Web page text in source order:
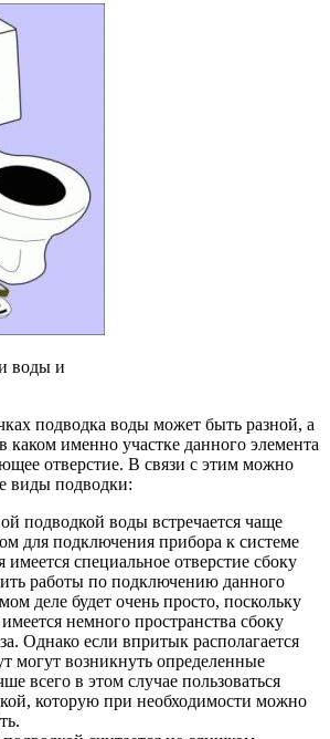
воды и
подводка воды может быть разной, а
каком именно участке данного элемента
отверстие. В связи с этим можно
виды подводки:
подводкой воды встречается чаще
для подключения прибора к системе
имеется специальное отверстие сбоку
работы по подключению данного
деле будет очень просто, поскольку
немного пространства сбоку
Однако если впритык располагается
могут возникнуть определенные
всего в этом случае пользоваться
которую при необходимости можно